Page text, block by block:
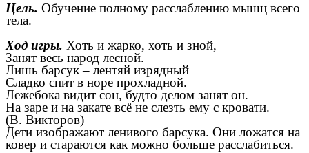
Цель. Обучение полному расслаблению мышц всего
тела.
Ход игры. Хоть и жарко, хоть и зной,
Занят весь народ лесной.
Лишь барсук – лентяй изрядный
Сладко спит в норе прохладной.
Лежебока видит сон, будто делом занят он.
На заре и на закате всё не слезть ему с кровати.
(В. Викторов)
Дети изображают ленивого барсука. Они ложатся на
ковер и стараются как можно больше расслабиться.